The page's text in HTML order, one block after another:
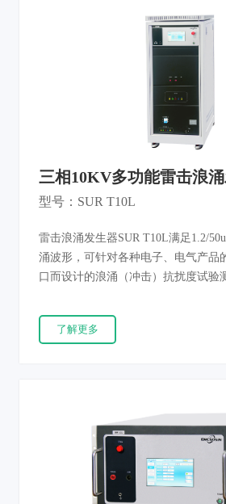
三相10KV多功能雷击浪
T10L
型号：SUR T10L
雷击浪涌发生器SUR T10L满足1.2/
涌波形，可针对各种电子、电气产品
口而设计的浪涌（冲击）抗扰度试验
端口上高能量骚扰时的性能。产品满
GB/T 17626.5等新标准要求。
了解更多